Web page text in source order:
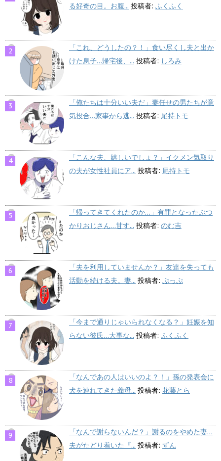
る好奇の目。お腹... 投稿者: ふくふく
「これ、どうしたの？！」食い尽くし夫と出か
けた息子…帰宅後、... 投稿者: しろみ
「俺たちは十分いい夫だ」妻任せの男たちが意
気投合…家事から逃... 投稿者: 尾持トモ
「こんな夫、嬉しいでしょ？」イクメン気取り
の夫が女性社員にア... 投稿者: 尾持トモ
「帰ってきてくれたのか…」有罪となったぶつ
かりおじさん…甘す... 投稿者: のむ吉
「夫を利用していませんか？」友達を失っても
活動を続ける夫。妻... 投稿者: ぷっぷ
「今まで通りじゃいられなくなる？」妊娠を知
らない彼氏…大事な... 投稿者: ふくふく
「なんであの人はいいのよ？！」孫の発表会に
犬を連れてきた義母... 投稿者: 花藤とら
「なんで謝らないんだ？」謝るのをやめた妻…
夫がたどり着いた『... 投稿者: ずん